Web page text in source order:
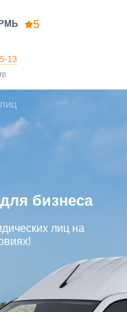
5
13
бизнеса
лиц на